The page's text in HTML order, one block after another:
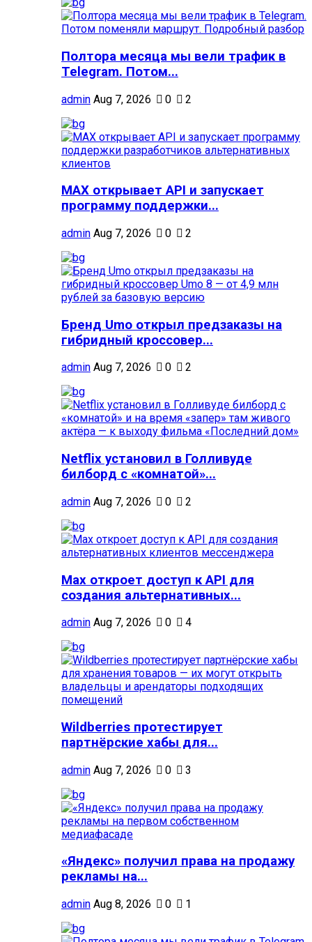
Полтора месяца мы вели трафик в
Telegram. Потом...
admin Aug 7, 2026 0 2
MAX открывает API и запускает
программу поддержки...
admin Aug 7, 2026 0 2
Бренд Umo открыл предзаказы на
гибридный кроссовер...
admin Aug 7, 2026 0 2
Netflix установил в Голливуде
билборд с «комнатой»...
admin Aug 7, 2026 0 2
Max откроет доступ к API для
создания альтернативных...
admin Aug 7, 2026 0 4
Wildberries протестирует
партнёрские хабы для...
admin Aug 7, 2026 0 3
«Яндекс» получил права на продажу
рекламы на...
admin Aug 8, 2026 0 1